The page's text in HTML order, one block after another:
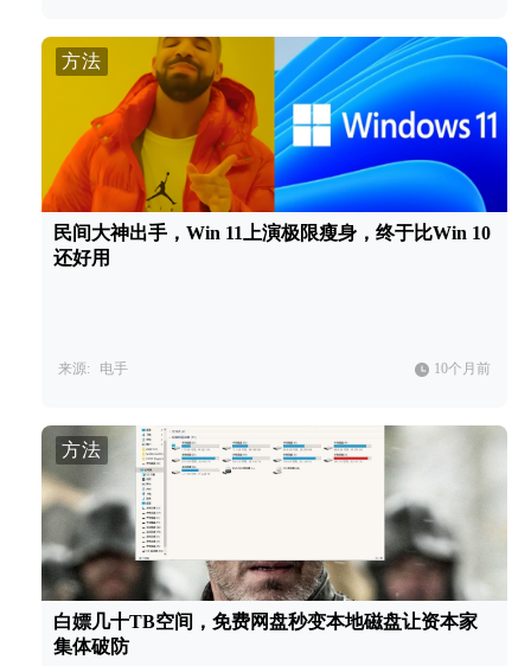
方法
民间大神出手，Win 11上演极限瘦身，终于比Win 10
还好用
来源: 电手 10个月前
方法
白嫖几十TB空间，免费网盘秒变本地磁盘让资本家
集体破防